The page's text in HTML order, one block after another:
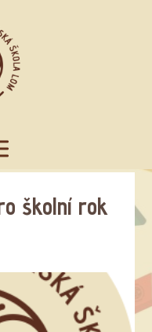
školní rok